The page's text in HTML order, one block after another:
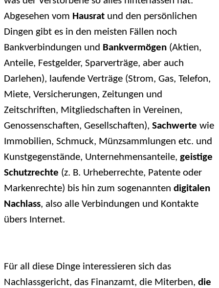
Abgesehen vom Hausrat und den persönlichen
Dingen gibt es in den meisten Fällen noch
Bankverbindungen und Bankvermögen (Aktien,
Anteile, Festgelder, Sparverträge, aber auch
Darlehen), laufende Verträge (Strom, Gas, Telefon,
Miete, Versicherungen, Zeitungen und
Zeitschriften, Mitgliedschaften in Vereinen,
Genossenschaften, Gesellschaften), Sachwerte wie
Immobilien, Schmuck, Münzsammlungen etc. und
Kunstgegenstände, Unternehmensanteile, geistige
Schutzrechte (z. B. Urheberrechte, Patente oder
Markenrechte) bis hin zum sogenannten digitalen
Nachlass, also alle Verbindungen und Kontakte
übers Internet.
Für all diese Dinge interessieren sich das
Nachlassgericht, das Finanzamt, die Miterben, die